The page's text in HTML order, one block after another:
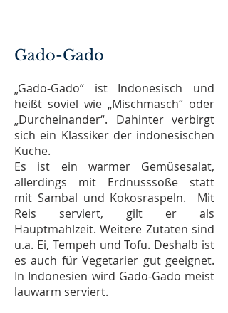
Gado-Gado
„Gado-Gado“ ist Indonesisch und
heißt soviel wie „Mischmasch“ oder
„Durcheinander“. Dahinter verbirgt
sich ein Klassiker der indonesischen
Küche.
Es ist ein warmer Gemüsesalat,
allerdings mit Erdnusssoße statt
mit Sambal und Kokosraspeln. Mit
Reis serviert, gilt er als
Hauptmahlzeit. Weitere Zutaten sind
u.a. Ei, Tempeh undTofu. Deshalb ist
es auch für Vegetarier gut geeignet.
In Indonesien wird Gado-Gado meist
lauwarm serviert.